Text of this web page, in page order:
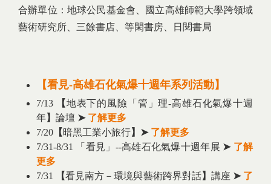
合辦單位：地球公民基金會、國立高雄師範大學跨領域
藝術研究所、三餘書店、等閑書房、日閱書局
【看見-高雄石化氣爆十週年系列活動】
7/13 【地表下的風險「管」理-高雄石化氣爆十週
年】 論壇 ➤ 了解更多
7/20 【暗黑工業小旅行】 ➤ 了解更多
7/31-8/31 「看見」--高雄石化氣爆十週年展 ➤ 了解
更多
7/31
【看見南方－環境與藝術跨界對話】 講座 ➤ 了